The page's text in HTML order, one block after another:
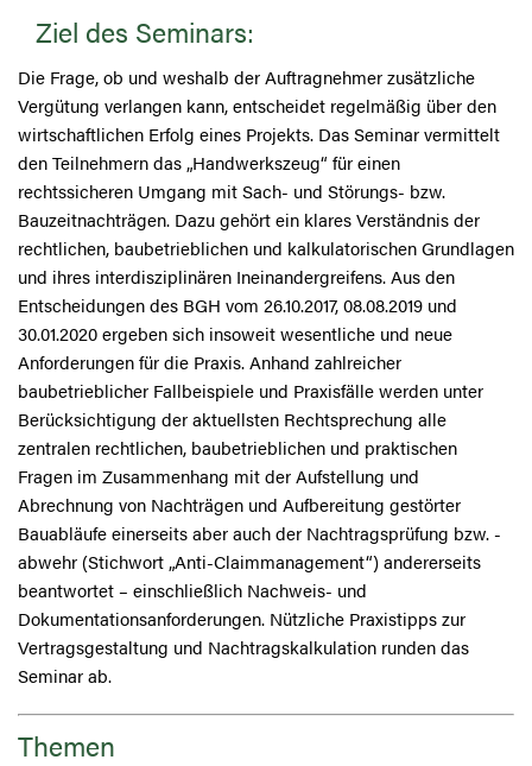
Ziel des Seminars:
Die Frage, ob und weshalb der Auftragnehmer zusätzliche
Vergütung verlangen kann, entscheidet regelmäßig über den
wirtschaftlichen Erfolg eines Projekts. Das Seminar vermittelt
den Teilnehmern das „Handwerkszeug“ für einen
rechtssicheren Umgang mit Sach- und Störungs- bzw.
Bauzeitnachträgen. Dazu gehört ein klares Verständnis der
rechtlichen, baubetrieblichen und kalkulatorischen Grundlagen
und ihres interdisziplinären Ineinandergreifens. Aus den
Entscheidungen des BGH vom 26.10.2017, 08.08.2019 und
30.01.2020 ergeben sich insoweit wesentliche und neue
Anforderungen für die Praxis. Anhand zahlreicher
baubetrieblicher Fallbeispiele und Praxisfälle werden unter
Berücksichtigung der aktuellsten Rechtsprechung alle
zentralen rechtlichen, baubetrieblichen und praktischen
Fragen im Zusammenhang mit der Aufstellung und
Abrechnung von Nachträgen und Aufbereitung gestörter
Bauabläufe einerseits aber auch der Nachtragsprüfung bzw. -
abwehr (Stichwort „Anti-Claimmanagement“) andererseits
beantwortet – einschließlich Nachweis- und
Dokumentationsanforderungen. Nützliche Praxistipps zur
Vertragsgestaltung und Nachtragskalkulation runden das
Seminar ab.
Themen